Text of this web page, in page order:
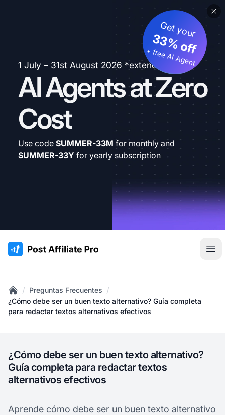
1 July – 31st August 2026 *extended
AI Agents at Zero
Cost
Get your
33% off
+ free AI Agent
Use code SUMMER-33M for monthly and
SUMMER-33Y for yearly subscription
:site.title
Home
/ Preguntas Frecuentes /
¿Cómo debe ser un buen texto alternativo? Guía completa
para redactar textos alternativos efectivos
¿Cómo debe ser un buen texto alternativo?
Guía completa para redactar textos
alternativos efectivos
Aprende cómo debe ser un buen texto alternativo